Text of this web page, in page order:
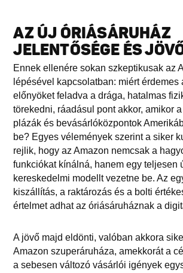
AZ ÚJ ÓRIÁSÁRUHÁZ
JELENTŐSÉGE ÉS
Ennek ellenére sokan szkeptikusak az
lépésével kapcsolatban: miért érdemes
előnyöket feladva a drága, hatalmas
törekedni, ráadásul pont akkor, amikor
plázák és bevásárlóközpontok
be? Egyes vélemények szerint a siker
rejlik, hogy az Amazon nemcsak a
funkciókat kínálná, hanem egy teljesen
kereskedelmi modellt vezetne be. Az
kiszállítás, a raktározás és a bolti
értelmet adhat az óriásáruháznak a
A jövő majd eldönti, valóban akkora
Amazon szuperáruháza, amekkorát a
a sebesen változó vásárlói igények